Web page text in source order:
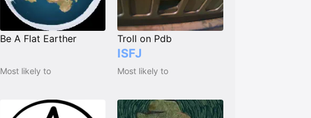
Be A Flat Earther
Most likely to
Troll on Pdb
ISFJ
Most likely to